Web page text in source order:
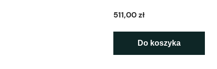
511,00 zł
Do koszyka